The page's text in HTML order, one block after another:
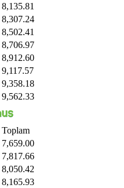
8,135.81
8,307.24
8,502.41
8,706.97
8,912.60
9,117.57
9,358.18
9,562.33
Toplam
7,659.00
7,817.66
8,050.42
8,165.93